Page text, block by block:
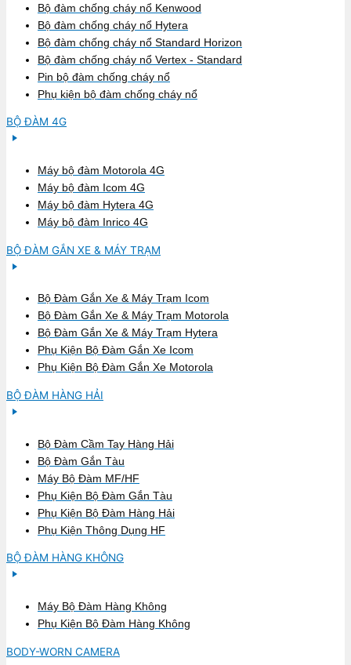
Bộ đàm chống cháy nổ Kenwood
Bộ đàm chống cháy nổ Hytera
Bộ đàm chống cháy nổ Standard Horizon
Bộ đàm chống cháy nổ Vertex - Standard
Pin bộ đàm chống cháy nổ
Phụ kiện bộ đàm chống cháy nổ
BỘ ĐÀM 4G
Máy bộ đàm Motorola 4G
Máy bộ đàm Icom 4G
Máy bộ đàm Hytera 4G
Máy bộ đàm Inrico 4G
BỘ ĐÀM GẮN XE & MÁY TRẠM
Bộ Đàm Gắn Xe & Máy Trạm Icom
Bộ Đàm Gắn Xe & Máy Trạm Motorola
Bộ Đàm Gắn Xe & Máy Trạm Hytera
Phụ Kiện Bộ Đàm Gắn Xe Icom
Phụ Kiện Bộ Đàm Gắn Xe Motorola
BỘ ĐÀM HÀNG HẢI
Bộ Đàm Cầm Tay Hàng Hải
Bộ Đàm Gắn Tàu
Máy Bộ Đàm MF/HF
Phụ Kiện Bộ Đàm Gắn Tàu
Phụ Kiện Bộ Đàm Hàng Hải
Phụ Kiện Thông Dụng HF
BỘ ĐÀM HÀNG KHÔNG
Máy Bộ Đàm Hàng Không
Phụ Kiện Bộ Đàm Hàng Không
BODY-WORN CAMERA